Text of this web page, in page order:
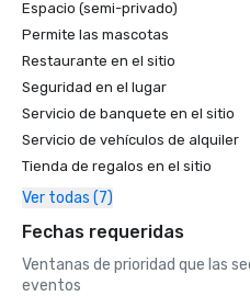
Espacio (semi-privado)
Permite las mascotas
Restaurante en el sitio
Seguridad en el lugar
Servicio de banquete en el sitio
Servicio de vehículos de alquiler
Tienda de regalos en el sitio
Ver todas (7)
Fechas requeridas
Ventanas de prioridad que las
eventos